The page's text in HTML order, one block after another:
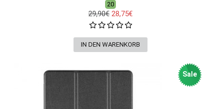
20
29,90€ 28,75€
Sale